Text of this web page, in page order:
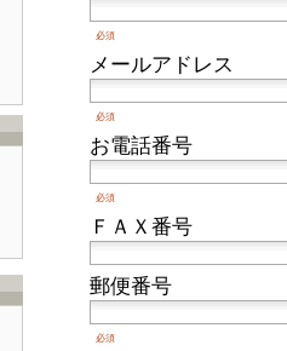
必須
メールアドレス
必須
お電話番号
必須
ＦＡＸ番号
郵便番号
必須